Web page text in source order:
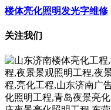
楼体亮化照明发光字维修
关注我们